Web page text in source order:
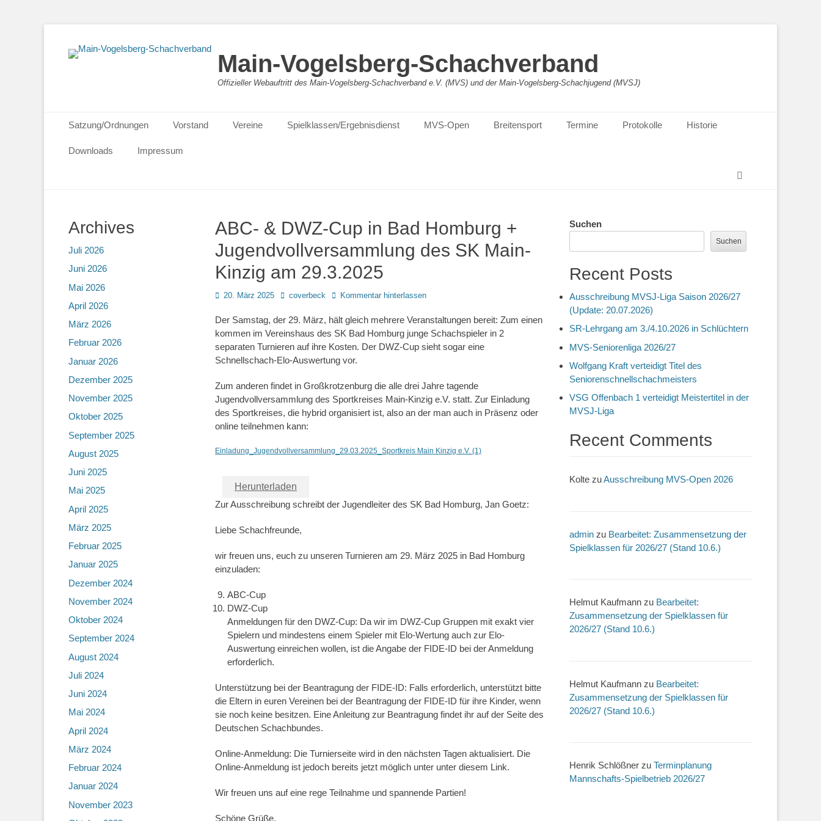
Main-Vogelsberg-Schachverband
Offizieller Webauftritt des Main-Vogelsberg-Schachverband e.V. (MVS) und der Main-Vogelsberg-Schachjugend (MVSJ)
Primäres Menü
Inhalt
springen
Satzung/Ordnungen Vorstand Vereine Spielklassen/Ergebnisdienst MVS-Open Breitensport Termine Protokolle Historie
Downloads
Impressum
ABC- & DWZ-Cup in Bad Homburg +
Jugendvollversammlung des SK Main-
Kinzig am 29.3.2025
Posted
20. März 2025 Autorcoverbeck Kommentar hinterlassen
Der Samstag, der 29. März, hält gleich mehrere Veranstaltungen bereit: Zum einen
kommen im Vereinshaus des SK Bad Homburg junge Schachspieler in 2
separaten Turnieren auf ihre Kosten. Der DWZ-Cup sieht sogar eine
Schnellschach-Elo-Auswertung vor.
Zum anderen findet in Großkrotzenburg die alle drei Jahre tagende
Jugendvollversammlung des Sportkreises Main-Kinzig e.V. statt. Zur Einladung
des Sportkreises, die hybrid organisiert ist, also an der man auch in Präsenz oder
online teilnehmen kann:
Einladung_Jugendvollversammlung_29.03.2025_Sportkreis Main Kinzig e.V. (1)
Herunterladen
Zur Ausschreibung schreibt der Jugendleiter des SK Bad Homburg, Jan Goetz:
Liebe Schachfreunde,
wir freuen uns, euch zu unseren Turnieren am 29. März 2025 in Bad Homburg
einzuladen:
ABC-Cup
DWZ-Cup
Anmeldungen für den DWZ-Cup: Da wir im DWZ-Cup Gruppen mit exakt vier
Spielern und mindestens einem Spieler mit Elo-Wertung auch zur Elo-
Auswertung einreichen wollen, ist die Angabe der FIDE-ID bei der Anmeldung
erforderlich.
Unterstützung bei der Beantragung der FIDE-ID: Falls erforderlich, unterstützt bitte
die Eltern in euren Vereinen bei der Beantragung der FIDE-ID für ihre Kinder, wenn
sie noch keine besitzen. Eine Anleitung zur Beantragung findet ihr auf der Seite des
Deutschen Schachbundes.
Online-Anmeldung: Die Turnierseite wird in den nächsten Tagen aktualisiert. Die
Online-Anmeldung ist jedoch bereits jetzt möglich unter unter diesem Link.
Wir freuen uns auf eine rege Teilnahme und spannende Partien!
Schöne Grüße,
Suchen
Suchen
Recent Posts
Ausschreibung MVSJ-Liga Saison 2026/27
(Update: 20.07.2026)
SR-Lehrgang am 3./4.10.2026 in Schlüchtern
MVS-Seniorenliga 2026/27
Wolfgang Kraft verteidigt Titel des
Seniorenschnellschachmeisters
VSG Offenbach 1 verteidigt Meistertitel in der
MVSJ-Liga
Recent Comments
Kolte zuAusschreibung MVS-Open 2026
admin zu Bearbeitet: Zusammensetzung der
Spielklassen für 2026/27 (Stand 10.6.)
Helmut Kaufmann zu Bearbeitet:
Zusammensetzung der Spielklassen für
2026/27 (Stand 10.6.)
Helmut Kaufmann zu Bearbeitet:
Zusammensetzung der Spielklassen für
2026/27 (Stand 10.6.)
Henrik Schlößner zu Terminplanung
Mannschafts-Spielbetrieb 2026/27
Archives
Juli 2026
Juni 2026
Mai 2026
April 2026
März 2026
Februar 2026
Januar 2026
Dezember 2025
November 2025
Oktober 2025
September 2025
August 2025
Juni 2025
Mai 2025
April 2025
März 2025
Februar 2025
Januar 2025
Dezember 2024
November 2024
Oktober 2024
September 2024
August 2024
Juli 2024
Juni 2024
Mai 2024
April 2024
März 2024
Februar 2024
Januar 2024
November 2023